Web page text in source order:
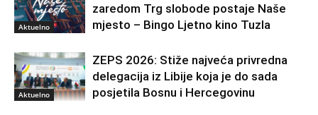
Aktuelno
zaredom Trg slobode postaje Naše
mjesto – Bingo Ljetno kino Tuzla
Aktuelno
ZEPS 2026: Stiže najveća privredna
delegacija iz Libije koja je do sada
posjetila Bosnu i Hercegovinu